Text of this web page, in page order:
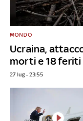
Ucraina,
morti e 18 feriti
MONDO
27 lug - 23:55